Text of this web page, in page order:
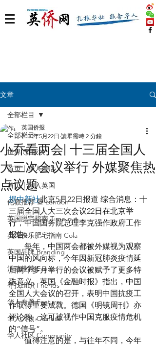
文章
全部栏目
世界 🌎 版块
首页丨华人生活
首页丨融入英国
伦敦推荐 🎡 London
英国脱宅指南 Time out
英国快乐肥宅指南 Cola
英国品牌 Branding
活动推荐 Event
寻找组织 Friends
华人专题 Feature
华人人物 Chinese
华人社区 Community
全部栏目
小乔看两会| 十三届全国人
大三次会议举行 外媒聚焦热
点议题
英国侨报
2020年5月22日 讀畢需時 2 分鐘
据中新社北京5月22日报道 综合消息：十
三届全国人大三次会议22日在北京举
行，中国国务院总理李克强作政府工作
报告。
每年，中国两会都被外媒视为观察
中国的风向标，今年因新冠肺炎疫情延
后两个多月举行的会议被赋予了更多特
殊意义。英国《金融时报》指出，中国
全国人大会议的召开，表明中国抗疫工
作取得重要成就。德国《明镜周刊》亦
评论称，这可被视作中国克服疫情危机
的“信号”。
值得注意的是，与往年不同，今年